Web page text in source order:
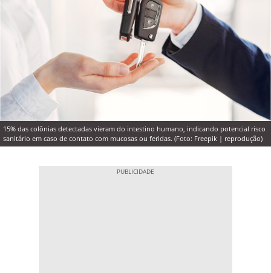
15% das colônias detectadas vieram do intestino humano, indicando potencial risco
sanitário em caso de contato com mucosas ou feridas. (Foto: Freepik | reprodução)